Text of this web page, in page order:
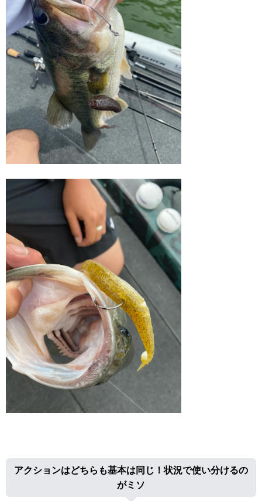
アクションはどちらも基本は同じ！状況で使い分けるの
がミソ